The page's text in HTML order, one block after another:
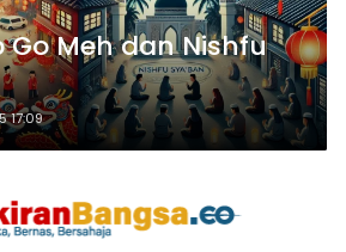
Meh dan Nishfu
17:09